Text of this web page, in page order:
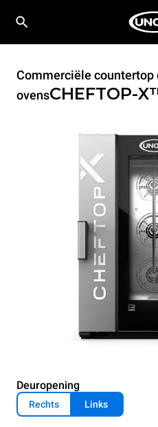
Commerciële countertop
ovensCHEFTOP-
Deuropening
Rechts Links